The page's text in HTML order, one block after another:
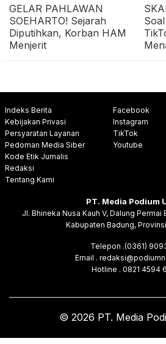
GELAR PAHLAWAN
SOEHARTO! Sejarah
Diputihkan, Korban HAM
Menjerit
Indeks Berita
Kebijakan Privasi
Persyaratan Layanan
Pedoman Media Siber
Kode Etik Jurnalis
Redaksi
Tentang Kami
Facebook
Instagram
TikTok
Youtube
PT. Media Podium
Jl. Bhineka Nusa Kauh V, Dalung Permai
Kabupaten Badung,
Telepon .(0361)
Email .
Hotline . 0821 4594
© 2026 PT. Media